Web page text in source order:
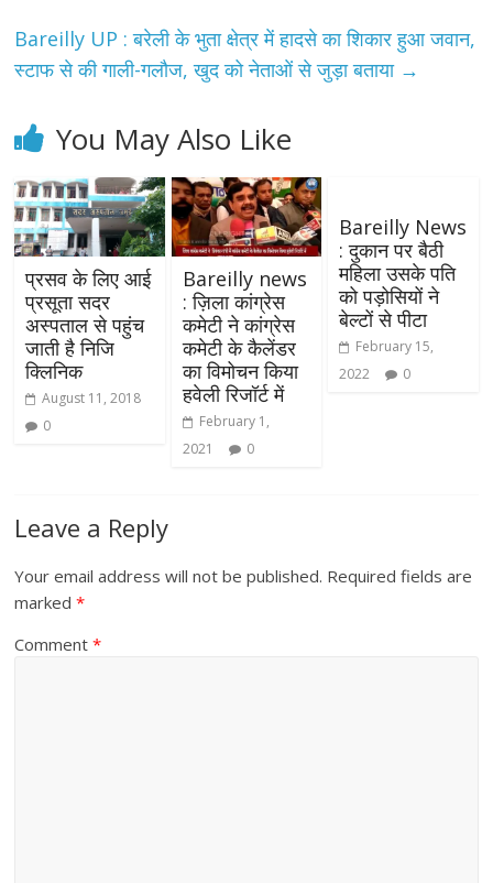
Bareilly UP : बरेली के भुता क्षेत्र में हादसे का शिकार हुआ जवान,
स्टाफ से की गाली-गलौज, खुद को नेताओं से जुड़ा बताया →
You May Also Like
प्रसव के लिए आई
प्रसूता सदर
अस्पताल से पहुंच
जाती है निजि
क्लिनिक
August 11, 2018
0
Bareilly news
: ज़िला कांग्रेस
कमेटी ने कांग्रेस
कमेटी के कैलेंडर
का विमोचन किया
हवेली रिजॉर्ट में
February 1,
2021
0
Bareilly News
: दुकान पर बैठी
महिला उसके पति
को पड़ोसियों ने
बेल्टों से पीटा
February 15,
2022
0
Leave a Reply
Your email address will not be published. Required fields are
marked*
Comment*